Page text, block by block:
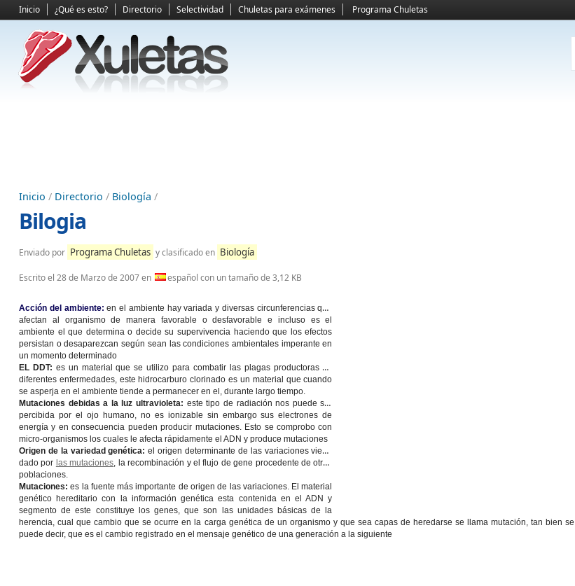
Inicio ¿Qué es esto? Directorio Selectividad Chuletas para exámenes Programa Chuletas
Inicio / Directorio / Biología /
Bilogia
Enviado por Programa Chuletas y clasificado en Biología
Escrito el 28 de Marzo de 2007en español con un tamaño de 3,12 KB
Acción del ambiente: en el ambiente hay variada y diversas circunferencias que
afectan al organismo de manera favorable o desfavorable e incluso es el
ambiente el que determina o decide su supervivencia haciendo que los efectos
persistan o desaparezcan según sean las condiciones ambientales imperante en
un momento determinado
EL DDT: es un material que se utilizo para combatir las plagas productoras de
diferentes enfermedades, este hidrocarburo clorinado es un material que cuando
se asperja en el ambiente tiende a permanecer en el, durante largo tiempo.
Mutaciones debidas a la luz ultravioleta: este tipo de radiación nos puede ser
percibida por el ojo humano, no es ionizable sin embargo sus electrones de
energía y en consecuencia pueden producir mutaciones. Esto se comprobo con
micro-organismos los cuales le afecta rápidamente el ADN y produce mutaciones
Origen de la variedad genética: el origen determinante de las variaciones viene
dado por las mutaciones, la recombinación y el flujo de gene procedente de otras
poblaciones.
Mutaciones: es la fuente más importante de origen de las variaciones. El material
genético hereditario con la información genética esta contenida en el ADN y
segmento de este constituye los genes, que son las unidades básicas de la
herencia, cual que cambio que se ocurre en la carga genética de un organismo y que sea capas de heredarse se llama mutación, tan bien se
puede decir, que es el cambio registrado en el mensaje genético de una generación a la siguiente